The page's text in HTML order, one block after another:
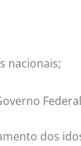
nacionais;
dos